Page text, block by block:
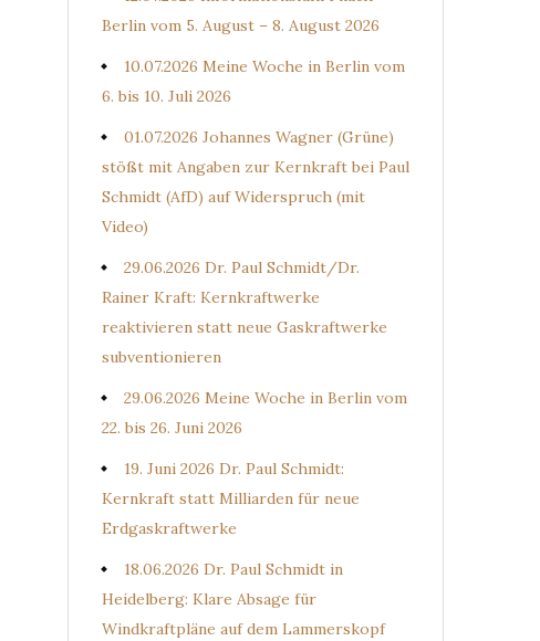
Berlin vom 5. August – 8. August 2026
10.07.2026 Meine Woche in Berlin vom
6. bis 10. Juli 2026
01.07.2026 Johannes Wagner (Grüne)
stößt mit Angaben zur Kernkraft bei Paul
Schmidt (AfD) auf Widerspruch (mit
Video)
29.06.2026 Dr. Paul Schmidt/Dr.
Rainer Kraft: Kernkraftwerke
reaktivieren statt neue Gaskraftwerke
subventionieren
29.06.2026 Meine Woche in Berlin vom
22. bis 26. Juni 2026
19. Juni 2026 Dr. Paul Schmidt:
Kernkraft statt Milliarden für neue
Erdgaskraftwerke
18.06.2026 Dr. Paul Schmidt in
Heidelberg: Klare Absage für
Windkraftpläne auf dem Lammerskopf